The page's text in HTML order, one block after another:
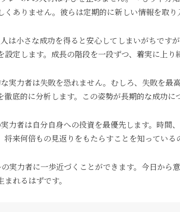
ありません。彼らは定期的に新しい情報を取り
は小さな成功を得ると安心してしまいがちです
定します。成長の階段を一段ずつ、着実に上り
実力者は失敗を恐れません。むしろ、失敗を最
底的に分析します。この姿勢が長期的な成功に
力者は自分自身への投資を最優先します。時間
来何倍もの見返りをもたらすことを知っている
実力者に一歩近づくことができます。今日か
れるはずです。